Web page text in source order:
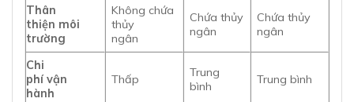
Thân
thiện môi
trường
Không chứa
thủy
ngân
Chứa thủy
ngân
Chứa thủy
ngân
Chi
phí vận
hành
Thấp
Trung
bình
Trung bình